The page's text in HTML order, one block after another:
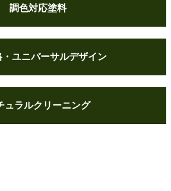
調色対応塗料
ユニバーサルデザイン
ュラルクリーニング